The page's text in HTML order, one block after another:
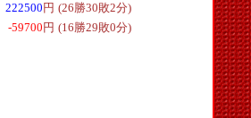
222500 円 (26勝30敗2分)
-59700 円 (16勝29敗0分)